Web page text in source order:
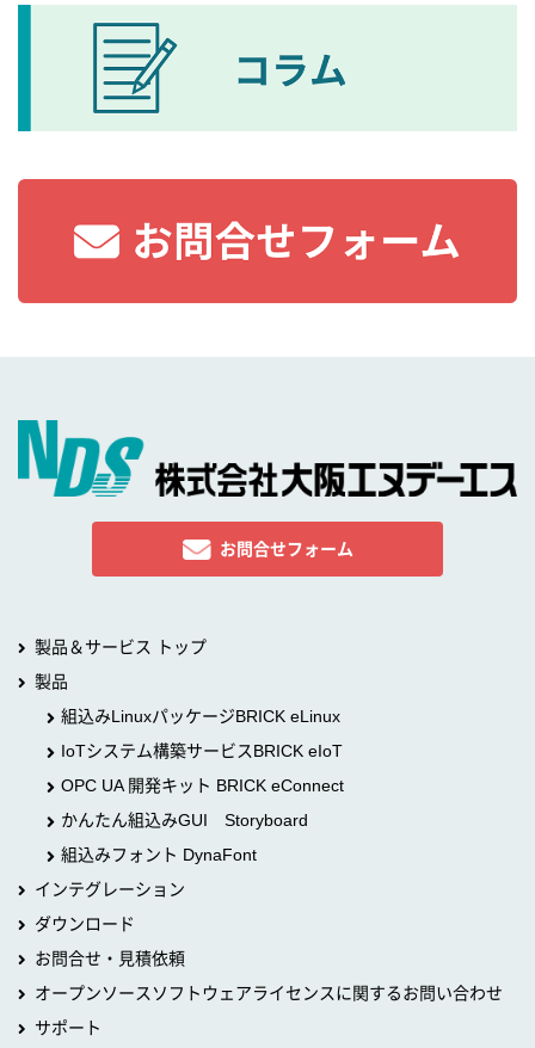
お問合せフォーム
製品＆サービス トップ
製品
組込みLinuxパッケージBRICK eLinux
IoTシステム構築サービスBRICK eIoT
OPC UA 開発キット BRICK eConnect
かんたん組込みGUI Storyboard
組込みフォント DynaFont
インテグレーション
ダウンロード
お問合せ・見積依頼
オープンソースソフトウェアライセンスに関するお問い合わせ
サポート